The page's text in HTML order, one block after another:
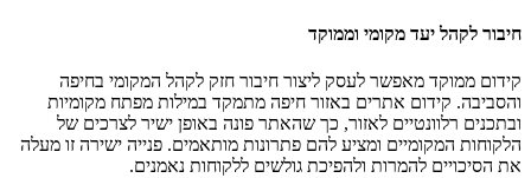
חיבור לקהל יעד מקומי וממוקד
קידום ממוקד מאפשר לעסק ליצור חיבור חזק לקהל המקומי בחיפה
והסביבה. קידום אתרים באזור חיפה מתמקד במילות מפתח מקומיות
ובתכנים רלוונטיים לאזור, כך שהאתר פונה באופן ישיר לצרכים של
הלקוחות המקומיים ומציע להם פתרונות מותאמים. פנייה ישירה זו מעלה
את הסיכויים להמרות ולהפיכת גולשים ללקוחות נאמנים.